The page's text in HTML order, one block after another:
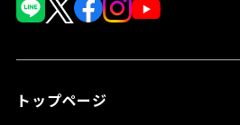
トップページ